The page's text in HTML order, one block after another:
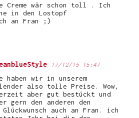
Creme wär schon toll . Ich
in den Lostopf
an Fran ;)
17/12/15 15:47
haben wir in unserem
also tolle Preise. Wow,
aber gut bestückt und
gern den anderen den
auch an Fran. ich